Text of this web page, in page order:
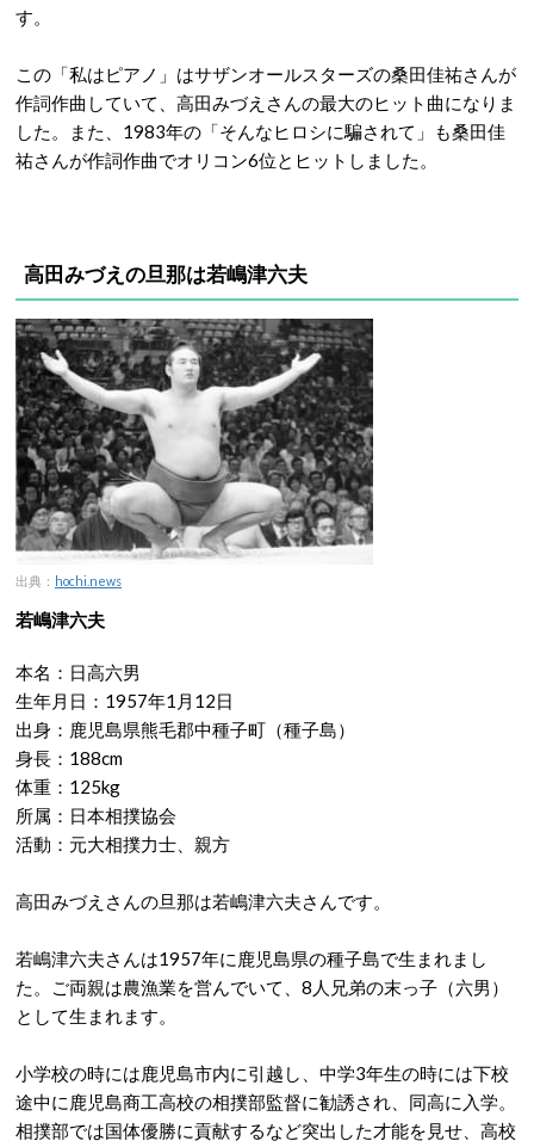
す。
この「私はピアノ」はサザンオールスターズの桑田佳祐さんが
作詞作曲していて、高田みづえさんの最大のヒット曲になりま
した。また、1983年の「そんなヒロシに騙されて」も桑田佳
祐さんが作詞作曲でオリコン6位とヒットしました。
高田みづえの旦那は若嶋津六夫
出典： hochi.news
若嶋津六夫
本名：日高六男
生年月日：1957年1月12日
出身：鹿児島県熊毛郡中種子町（種子島）
身長：188cm
体重：125kg
所属：日本相撲協会
活動：元大相撲力士、親方
高田みづえさんの旦那は若嶋津六夫さんです。
若嶋津六夫さんは1957年に鹿児島県の種子島で生まれまし
た。ご両親は農漁業を営んでいて、8人兄弟の末っ子（六男）
として生まれます。
小学校の時には鹿児島市内に引越し、中学3年生の時には下校
途中に鹿児島商工高校の相撲部監督に勧誘され、同高に入学。
相撲部では国体優勝に貢献するなど突出した才能を見せ、高校